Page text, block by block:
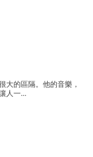
大的區隔。他的音樂，
人一...